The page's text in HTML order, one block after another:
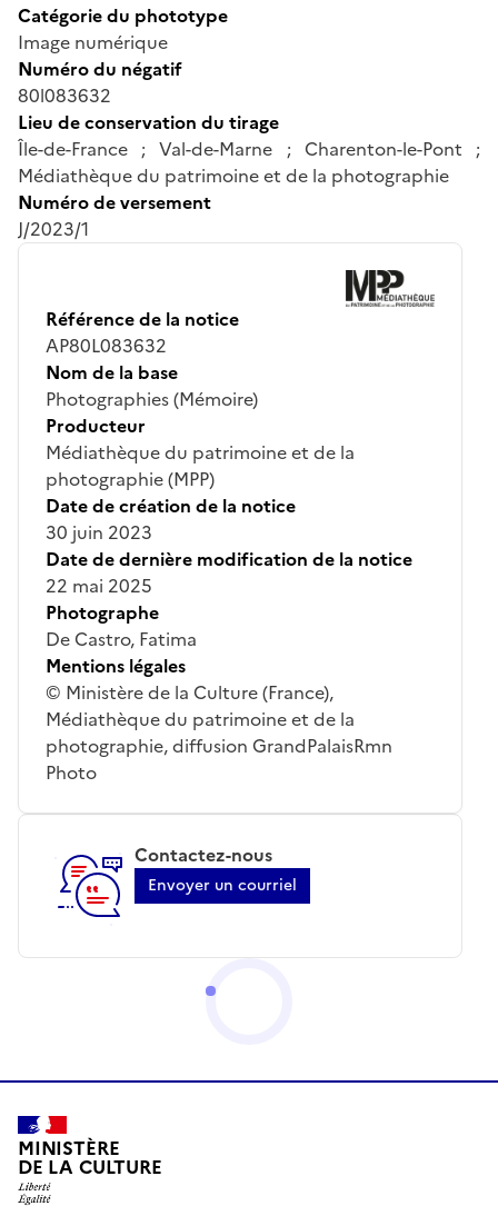
Catégorie du phototype
Image numérique
Numéro du négatif
80l083632
Lieu de conservation du tirage
Île-de-France ; Val-de-Marne ; Charenton-le-Pont ;
Médiathèque du patrimoine et de la photographie
Numéro de versement
J/2023/1
Référence de la notice
AP80L083632
Nom de la base
Photographies (Mémoire)
Producteur
Médiathèque du patrimoine et de la
photographie (MPP)
Date de création de la notice
30 juin 2023
Date de dernière modification de la notice
22 mai 2025
Photographe
De Castro, Fatima
Mentions légales
© Ministère de la Culture (France),
Médiathèque du patrimoine et de la
photographie, diffusion GrandPalaisRmn
Photo
Contactez-nous
Envoyer un courriel
MINISTÈRE
DE LA CULTURE